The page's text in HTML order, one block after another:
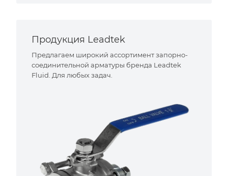
Продукция Leadtek
Предлагаем широкий ассортимент запорно-
соединительной арматуры бренда Leadtek
Fluid. Для любых задач.